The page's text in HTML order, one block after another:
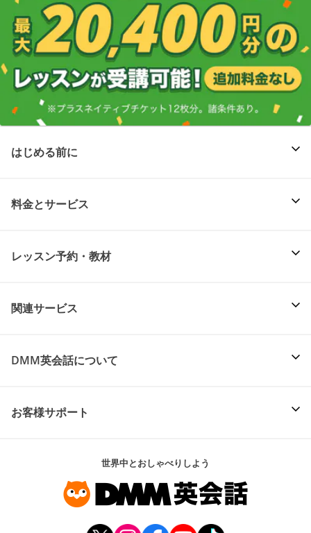
はじめる前に
料金とサービス
レッスン予約・教材
関連サービス
DMM英会話について
お客様サポート
世界中とおしゃべりしよう